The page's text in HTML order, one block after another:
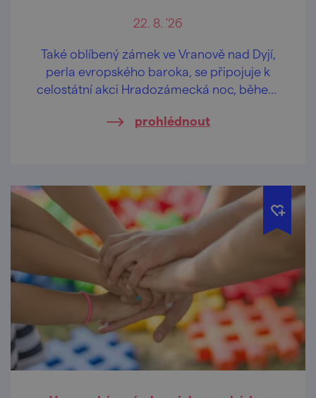
22. 8. '26
Také oblíbený zámek ve Vranově nad Dyjí,
perla evropského baroka, se připojuje k
celostátní akci Hradozámecká noc, během
republice.
prohlédnout